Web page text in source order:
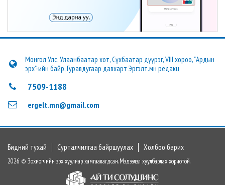
Монгол Улс, Улаанбаатар хот, Сүхбаатар дүүрэг, VIII хороо, "Ардын
эрх"-ийн байр, Гуравдугаар давхарт Эргэлт.мн редакц
7509-1188
ergelt.mn@gmail.com
Бидний тухай Сурталчилгаа байршуулах Холбоо барих
2026 © Зохиогчийн эрх хуулиар хамгаалагдсан. Мэдээлэл хуулбарлах хориотой.